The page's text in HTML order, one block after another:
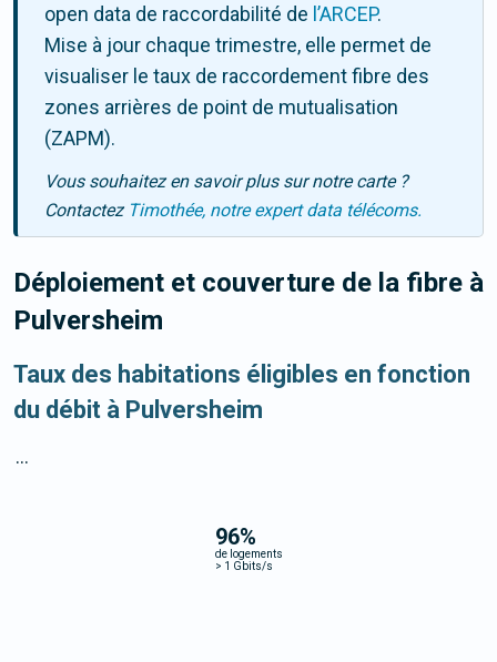
open data de raccordabilité de l’ARCEP.
Mise à jour chaque trimestre, elle permet de
visualiser le taux de raccordement fibre des
zones arrières de point de mutualisation
(ZAPM).
Vous souhaitez en savoir plus sur notre carte ?
Contactez Timothée, notre expert data télécoms.
Déploiement et couverture de la fibre à
Pulversheim
Taux des habitations éligibles en fonction
du débit à Pulversheim
96%
de logements
> 1 Gbits/s
...